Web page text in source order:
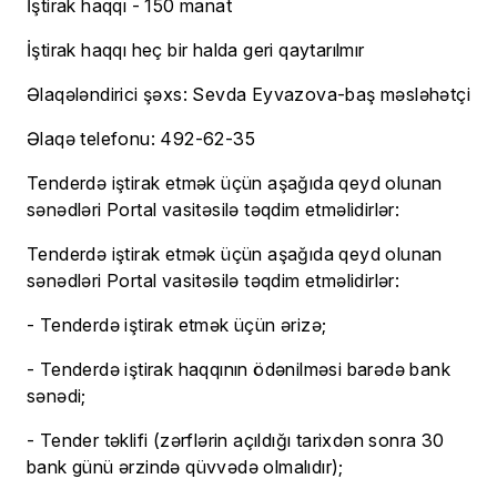
İştirak haqqı - 150 manat
İştirak haqqı heç bir halda geri qaytarılmır
Əlaqələndirici şəxs: Sevda Eyvazova-baş məsləhətçi
Əlaqə telefonu: 492-62-35
Tenderdə iştirak etmək üçün aşağıda qeyd olunan
sənədləri Portal vasitəsilə təqdim etməlidirlər:
Tenderdə iştirak etmək üçün aşağıda qeyd olunan
sənədləri Portal vasitəsilə təqdim etməlidirlər:
- Tenderdə iştirak etmək üçün ərizə;
- Tenderdə iştirak haqqının ödənilməsi barədə bank
sənədi;
- Tender təklifi (zərflərin açıldığı tarixdən sonra 30
bank günü ərzində qüvvədə olmalıdır);